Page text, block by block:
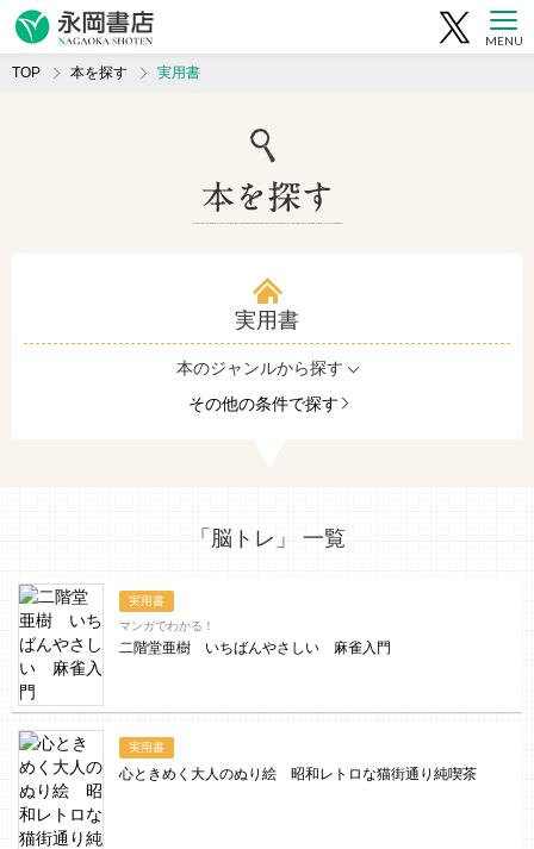
MENU
TOP 本を探す 実用書
実用書
本のジャンルから探す
その他の条件で探す
「脳トレ」 一覧
実用書
マンガでわかる！
二階堂亜樹 いちばんやさしい 麻雀入門
実用書
心ときめく大人のぬり絵 昭和レトロな猫街通り純喫茶